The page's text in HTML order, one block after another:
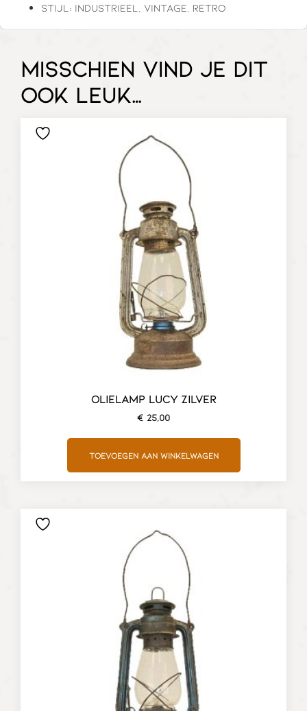
Stijl: industrieel, vintage, retro
Misschien vind je dit
ook leuk…
OLIELAMP LUCY ZILVER
€ 25,00
Toevoegen aan winkelwagen